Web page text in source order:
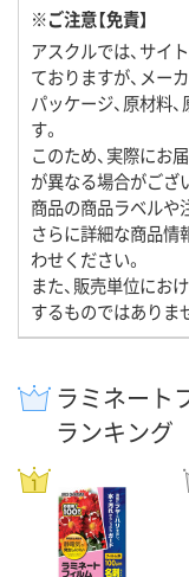
※ご注意【免責】
アスクルでは、サイ
ておりますが、メー
パッケージ、原材料
す。
このため、実際にお
が異なる場合がござ
商品の商品ラベルや
さらに詳細な商品情
わせください。
また、販売単位にお
するものではありま
ラミネート
ランキング